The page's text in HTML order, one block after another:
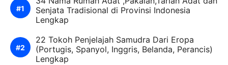
Senjata Tradisional di Provinsi Indonesia
Lengkap
22 Tokoh Penjelajah Samudra Dari Eropa
(Portugis, Spanyol, Inggris, Belanda, Perancis)
Lengkap